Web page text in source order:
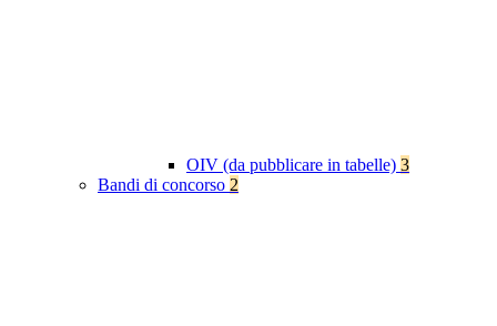
OIV (da pubblicare in tabelle) 3
Bandi di concorso 2